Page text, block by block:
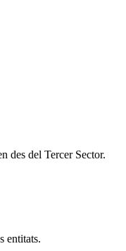
des del Tercer Sector.
entitats.